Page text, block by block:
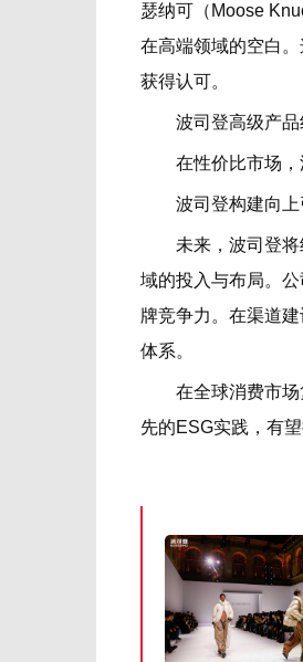
瑟纳可（Moose
在高端领域的空白
获得认可。
波司登高级产品
在性价比市场，波
波司登构建向上引
未来，波司登将继
域的投入与布局。
牌竞争力。在渠道
体系。
在全球消费市场复
先的ESG实践，有